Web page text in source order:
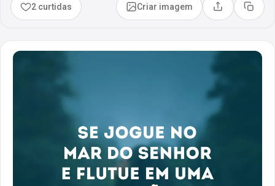
2 curtidas Criar imagem Compartilhar
Copiar